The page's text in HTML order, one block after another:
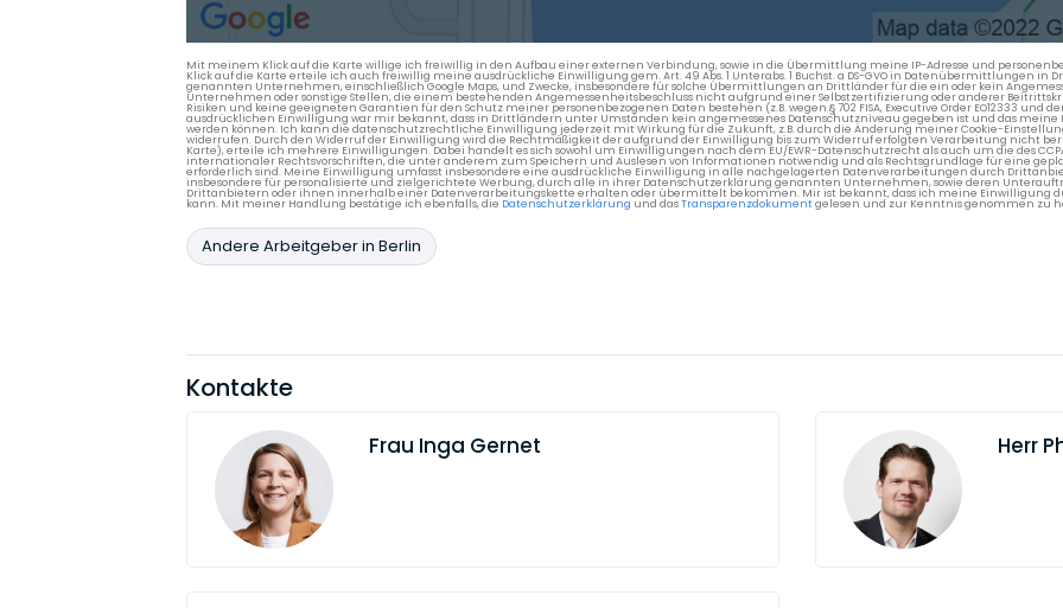
Mit meinem Klick auf die Karte willige ich freiwillig in den Aufbau einer externen Verbindung, sowie in die Übermittlung meine IP-Adresse und
Klick auf die Karte erteile ich auch freiwillig meine ausdrückliche Einwilligung gem. Art. 49 Abs. 1 Unterabs. 1 Buchst. a DS-GVO in Datenübermittlungen
genannten Unternehmen, einschließlich Google Maps, und Zwecke, insbesondere für solche Übermittlungen an Drittländer für die ein oder kein
Unternehmen oder sonstige Stellen, die einem bestehenden Angemessenheitsbeschluss nicht aufgrund einer Selbstzertifizierung oder anderer
Risiken und keine geeigneten Garantien für den Schutz meiner personenbezogenen Daten bestehen (z.B. wegen § 702 FISA, Executive Order EO12333 und
ausdrücklichen Einwilligung war mir bekannt, dass in Drittländern unter Umständen kein angemessenes Datenschutzniveau gegeben ist und das
werden können. Ich kann die datenschutzrechtliche Einwilligung jederzeit mit Wirkung für die Zukunft, z.B. durch die Änderung meiner Cookie-
widerrufen. Durch den Widerruf der Einwilligung wird die Rechtmäßigkeit der aufgrund der Einwilligung bis zum Widerruf erfolgten Verarbeitung nicht
Karte), erteile ich mehrere Einwilligungen. Dabei handelt es sich sowohl um Einwilligungen nach dem EU/EWR-Datenschutzrecht als auch um die des
internationaler Rechtsvorschriften, die unter anderem zum Speichern und Auslesen von Informationen notwendig und als Rechtsgrundlage für eine
erforderlich sind. Meine Einwilligung umfasst insbesondere eine ausdrückliche Einwilligung in alle nachgelagerten Datenverarbeitungen durch
insbesondere für personalisierte und zielgerichtete Werbung, durch alle in ihrer Datenschutzerklärung genannten Unternehmen, sowie deren
Drittanbietern oder ihnen innerhalb einer Datenverarbeitungskette erhalten oder übermittelt bekommen. Mir ist bekannt, dass ich meine Einwilligung
kann. Mit meiner Handlung bestätige ich ebenfalls, die Datenschutzerklärung und dasTransparenzdokumentgelesen und zur Kenntnis genommen zu
Andere Arbeitgeber in Berlin
Kontakte
Frau Inga Gernet Herr